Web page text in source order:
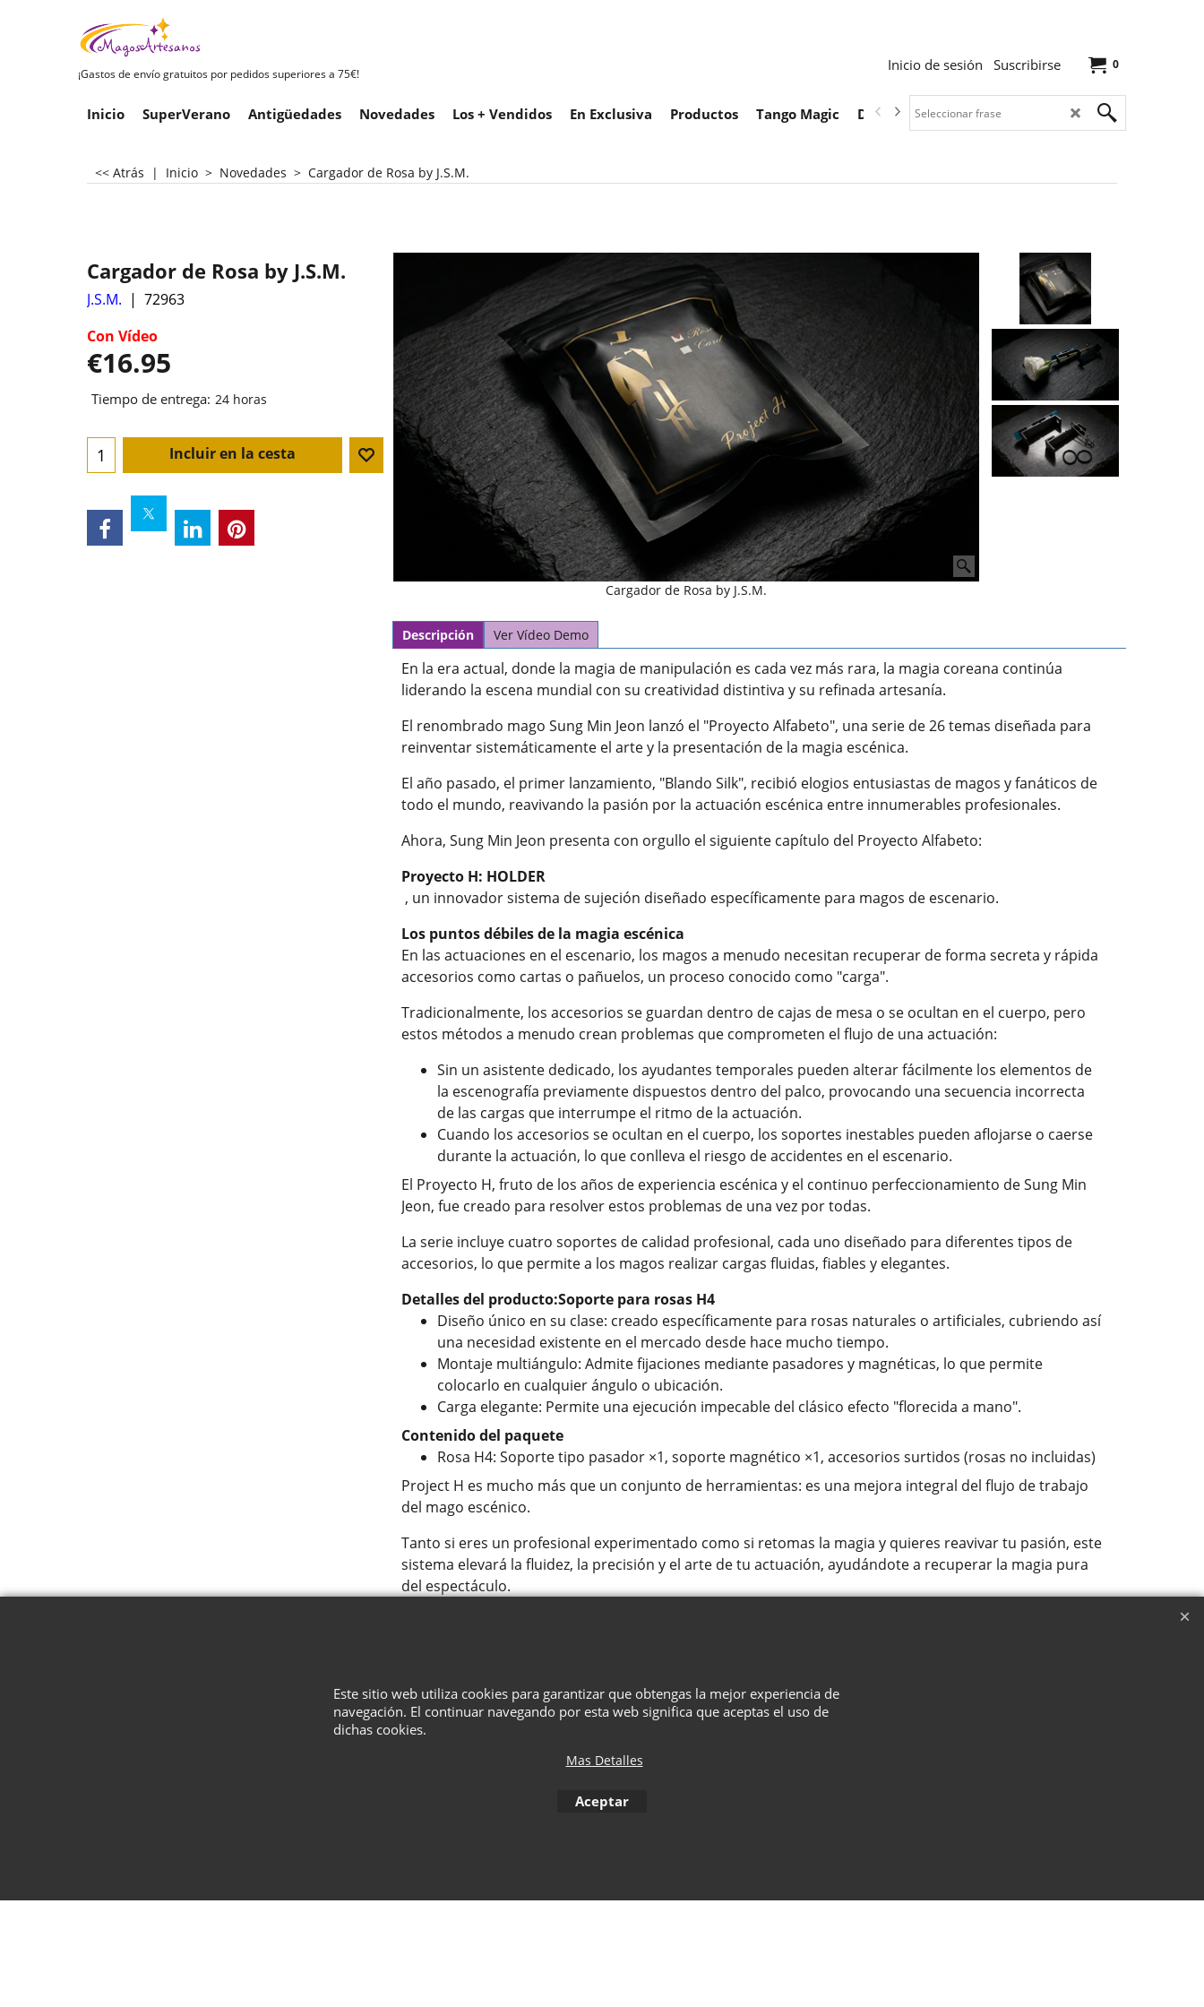
¡Gastos de envío gratuitos por pedidos superiores a 75€!
0
Inicio de sesión Suscribirse
Inicio SuperVerano Antigüedades Novedades Los + Vendidos En Exclusiva Productos Tango Magic Descargas
<< Atrás | Inicio > Novedades > Cargador de Rosa by J.S.M.
Cargador de Rosa by J.S.M.
Cargador de Rosa by J.S.M.
J.S.M.
72963
Con Vídeo
€16.95
Tiempo de entrega: 24 horas
Incluir en la cesta
Descripción Ver Vídeo Demo
En la era actual, donde la magia de manipulación es cada vez más rara, la magia coreana continúa
liderando la escena mundial con su creatividad distintiva y su refinada artesanía.
El renombrado mago Sung Min Jeon lanzó el "Proyecto Alfabeto", una serie de 26 temas diseñada para
reinventar sistemáticamente el arte y la presentación de la magia escénica.
El año pasado, el primer lanzamiento, "Blando Silk", recibió elogios entusiastas de magos y fanáticos de
todo el mundo, reavivando la pasión por la actuación escénica entre innumerables profesionales.
Ahora, Sung Min Jeon presenta con orgullo el siguiente capítulo del Proyecto Alfabeto:
Proyecto H: HOLDER
, un innovador sistema de sujeción diseñado específicamente para magos de escenario.
Los puntos débiles de la magia escénica
En las actuaciones en el escenario, los magos a menudo necesitan recuperar de forma secreta y rápida
accesorios como cartas o pañuelos, un proceso conocido como "carga".
Tradicionalmente, los accesorios se guardan dentro de cajas de mesa o se ocultan en el cuerpo, pero
estos métodos a menudo crean problemas que comprometen el flujo de una actuación:
Sin un asistente dedicado, los ayudantes temporales pueden alterar fácilmente los elementos de
la escenografía previamente dispuestos dentro del palco, provocando una secuencia incorrecta
de las cargas que interrumpe el ritmo de la actuación.
Cuando los accesorios se ocultan en el cuerpo, los soportes inestables pueden aflojarse o caerse
durante la actuación, lo que conlleva el riesgo de accidentes en el escenario.
El Proyecto H, fruto de los años de experiencia escénica y el continuo perfeccionamiento de Sung Min
Jeon, fue creado para resolver estos problemas de una vez por todas.
La serie incluye cuatro soportes de calidad profesional, cada uno diseñado para diferentes tipos de
accesorios, lo que permite a los magos realizar cargas fluidas, fiables y elegantes.
Detalles del producto:Soporte para rosas H4
Diseño único en su clase: creado específicamente para rosas naturales o artificiales, cubriendo así
una necesidad existente en el mercado desde hace mucho tiempo.
Montaje multiángulo: Admite fijaciones mediante pasadores y magnéticas, lo que permite
colocarlo en cualquier ángulo o ubicación.
Carga elegante: Permite una ejecución impecable del clásico efecto "florecida a mano".
Contenido del paquete
Rosa H4: Soporte tipo pasador ×1, soporte magnético ×1, accesorios surtidos (rosas no incluidas)
Project H es mucho más que un conjunto de herramientas: es una mejora integral del flujo de trabajo
del mago escénico.
Tanto si eres un profesional experimentado como si retomas la magia y quieres reavivar tu pasión, este
sistema elevará la fluidez, la precisión y el arte de tu actuación, ayudándote a recuperar la magia pura
del espectáculo.
Este sitio web utiliza cookies para garantizar que obtengas la mejor experiencia de
navegación. El continuar navegando por esta web significa que aceptas el uso de
dichas cookies.
Mas Detalles
Aceptar